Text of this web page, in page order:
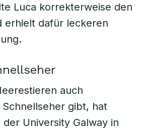
Luca korrekterweise den
erhielt dafür leckeren
auch
gibt, hat
der University Galway in